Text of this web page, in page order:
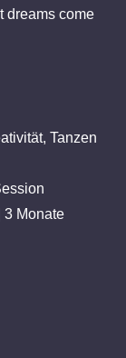
dreams come
Tanzen
3 Monate